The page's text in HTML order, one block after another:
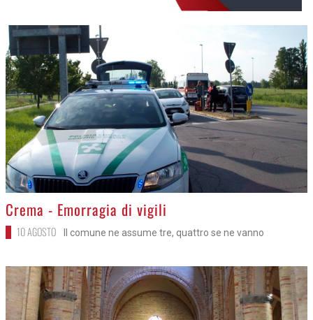
>
Crema - Emorragia di vigili
10 AGOSTO Il comune ne assume tre, quattro se ne vanno